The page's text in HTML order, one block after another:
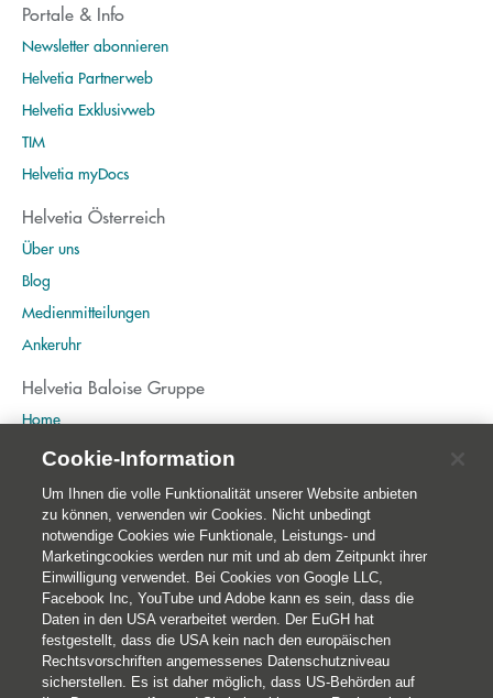
Portale & Info
Newsletter abonnieren
Helvetia Partnerweb
Helvetia Exklusivweb
TIM
Helvetia myDocs
Helvetia Österreich
Über uns
Blog
Medienmitteilungen
Ankeruhr
Helvetia Baloise Gruppe
Home
Publikationen
Cookie-Information
Um Ihnen die volle Funktionalität unserer Website anbieten
zu können, verwenden wir Cookies. Nicht unbedingt
notwendige Cookies wie Funktionale, Leistungs- und
Marketingcookies werden nur mit und ab dem Zeitpunkt ihrer
Einwilligung verwendet. Bei Cookies von Google LLC,
Facebook Inc, YouTube und Adobe kann es sein, dass die
Daten in den USA verarbeitet werden. Der EuGH hat
festgestellt, dass die USA kein nach den europäischen
Rechtsvorschriften angemessenes Datenschutzniveau
sicherstellen. Es ist daher möglich, dass US-Behörden auf